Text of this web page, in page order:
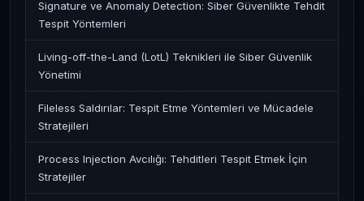
Signature ve Anomaly Detection: Siber Güvenlikte Tehdit
Tespit Yöntemleri
Living-off-the-Land (LotL) Teknikleri ile Siber Güvenlik
Yönetimi
Fileless Saldırılar: Tespit Etme Yöntemleri ve Mücadele
Stratejileri
Process Injection Avcılığı: Tehditleri Tespit Etmek İçin
Stratejiler